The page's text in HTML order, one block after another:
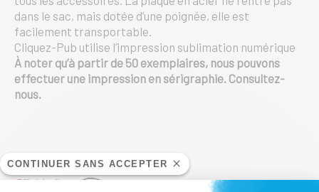
CONTINUER SANS ACCEPTER
dans le sac, mais dotée d’une poignée, elle est
facilement transportable.
Cliquez-Pub utilise l’impression sublimation numérique
À noter qu’à partir de 50 exemplaires, nous pouvons
effectuer une impression en sérigraphie. Consultez-
nous.
Produits similaires